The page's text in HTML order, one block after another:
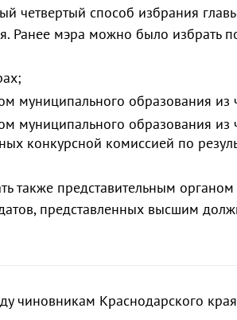
четвертый способ избрания
Ранее мэра можно было избрать
муниципального образования из
муниципального образования из
конкурсной комиссией по
также представительным
представленных высшим
чиновникам Краснодарского края